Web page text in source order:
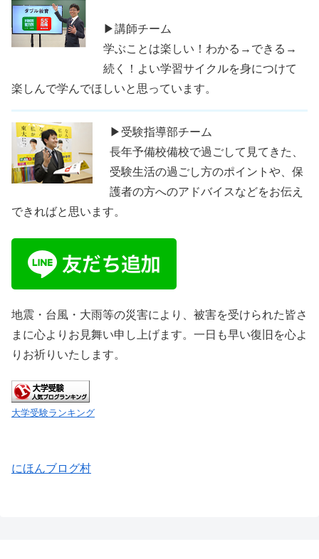
▶講師チーム
学ぶことは楽しい！わかる→できる→
続く！よい学習サイクルを身につけて
楽しんで学んでほしいと思っています。
▶受験指導部チーム
長年予備校備校で過ごして見てきた、
受験生活の過ごし方のポイントや、保
護者の方へのアドバイスなどをお伝え
できればと思います。
地震・台風・大雨等の災害により、被害を受けられた皆さ
まに心よりお見舞い申し上げます。一日も早い復旧を心よ
りお祈りいたします。
大学受験ランキング
にほんブログ村